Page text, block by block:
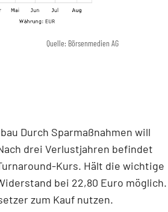
Quelle: Börsenmedien AG
Durch Sparmaßnahmen will
drei Verlustjahren befindet
Kurs. Hält die wichtige
bei 22,80 Euro möglich.
zum Kauf nutzen.